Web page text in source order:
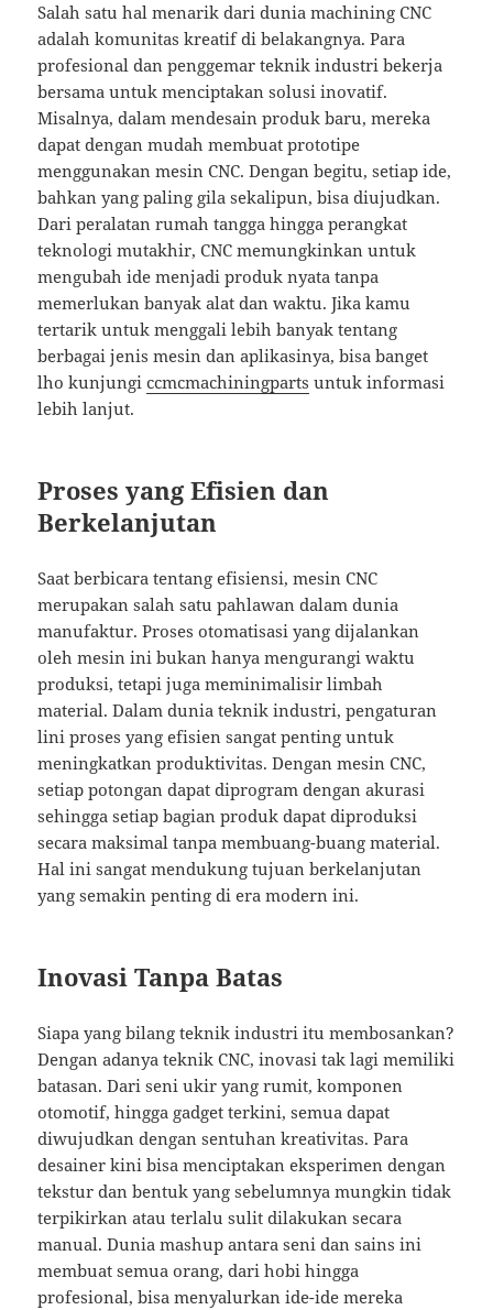
Salah satu hal menarik dari dunia machining CNC
adalah komunitas kreatif di belakangnya. Para
profesional dan penggemar teknik industri bekerja
bersama untuk menciptakan solusi inovatif.
Misalnya, dalam mendesain produk baru, mereka
dapat dengan mudah membuat prototipe
menggunakan mesin CNC. Dengan begitu, setiap ide,
bahkan yang paling gila sekalipun, bisa diujudkan.
Dari peralatan rumah tangga hingga perangkat
teknologi mutakhir, CNC memungkinkan untuk
mengubah ide menjadi produk nyata tanpa
memerlukan banyak alat dan waktu. Jika kamu
tertarik untuk menggali lebih banyak tentang
berbagai jenis mesin dan aplikasinya, bisa banget
lho kunjungiccmcmachiningparts untuk informasi
lebih lanjut.
Proses yang Efisien dan
Berkelanjutan
Saat berbicara tentang efisiensi, mesin CNC
merupakan salah satu pahlawan dalam dunia
manufaktur. Proses otomatisasi yang dijalankan
oleh mesin ini bukan hanya mengurangi waktu
produksi, tetapi juga meminimalisir limbah
material. Dalam dunia teknik industri, pengaturan
lini proses yang efisien sangat penting untuk
meningkatkan produktivitas. Dengan mesin CNC,
setiap potongan dapat diprogram dengan akurasi
sehingga setiap bagian produk dapat diproduksi
secara maksimal tanpa membuang-buang material.
Hal ini sangat mendukung tujuan berkelanjutan
yang semakin penting di era modern ini.
Inovasi Tanpa Batas
Siapa yang bilang teknik industri itu membosankan?
Dengan adanya teknik CNC, inovasi tak lagi memiliki
batasan. Dari seni ukir yang rumit, komponen
otomotif, hingga gadget terkini, semua dapat
diwujudkan dengan sentuhan kreativitas. Para
desainer kini bisa menciptakan eksperimen dengan
tekstur dan bentuk yang sebelumnya mungkin tidak
terpikirkan atau terlalu sulit dilakukan secara
manual. Dunia mashup antara seni dan sains ini
membuat semua orang, dari hobi hingga
profesional, bisa menyalurkan ide-ide mereka